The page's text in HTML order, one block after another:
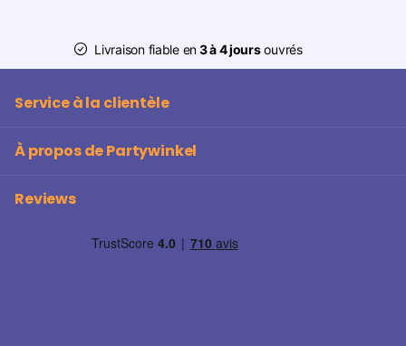
Livraison fiable en3 à 4 joursouvrés
Service à la clientèle
À propos de Partywinkel
Reviews